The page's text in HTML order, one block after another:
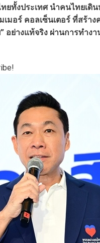
ยทั้งประเทศ นำคนไทยเดิ
อร์ คอลเซ็นเตอร์ ที่สร้าง
ย่างแท้จริง ผ่านการทำง